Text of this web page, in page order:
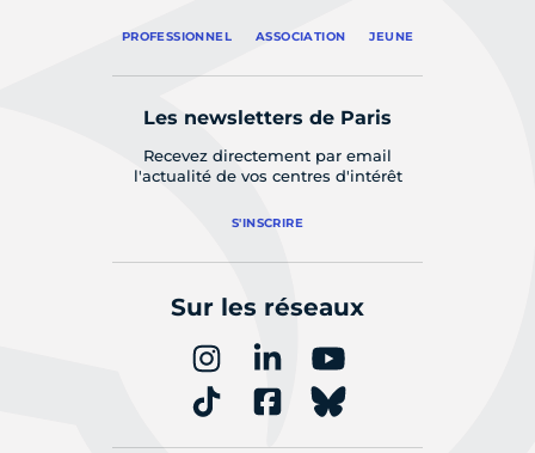
PROFESSIONNEL ASSOCIATION JEUNE
Les newsletters de Paris
Recevez directement par email
l'actualité de vos centres d'intérêt
S'INSCRIRE
Sur les réseaux